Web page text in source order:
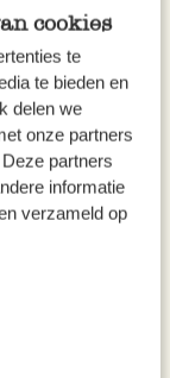
cookies
te
te bieden en
delen we
onze partners
partners
informatie
verzameld op
et aux
le tout à feu